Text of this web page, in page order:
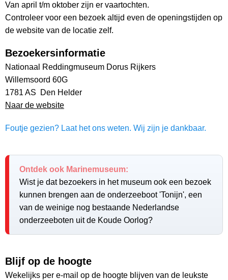
Van april t/m oktober zijn er vaartochten.
Controleer voor een bezoek altijd even de openingstijden op
de website van de locatie zelf.
Bezoekersinformatie
Nationaal Reddingmuseum Dorus Rijkers
Willemsoord 60G
1781 AS Den Helder
Naar de website
Foutje gezien? Laat het ons weten. Wij zijn je dankbaar.
Ontdek ook Marinemuseum:
Wist je dat bezoekers in het museum ook een bezoek
kunnen brengen aan de onderzeeboot 'Tonijn', een
van de weinige nog bestaande Nederlandse
onderzeeboten uit de Koude Oorlog?
Blijf op de hoogte
Wekelijks per e-mail op de hoogte blijven van de leukste